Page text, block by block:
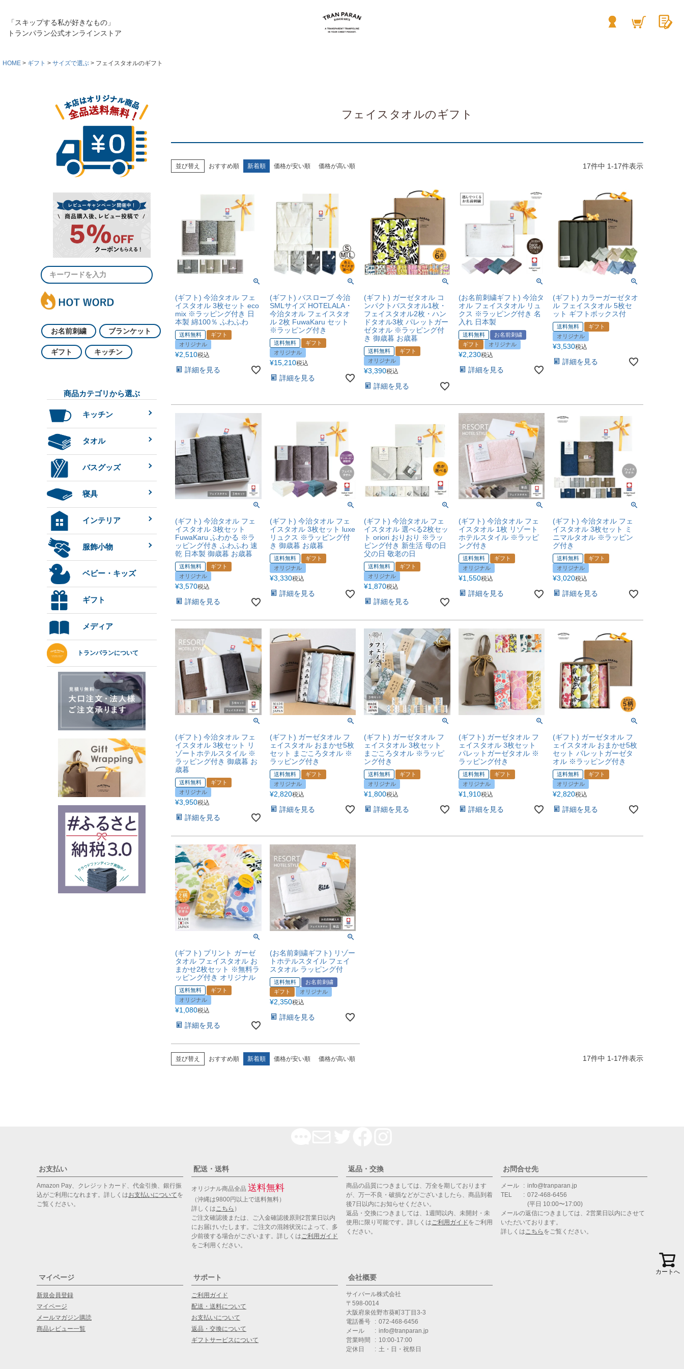
「スキップする私が好きなもの」
トランパラン公式オンラインストア
HOME ギフト サイズで選ぶ フェイスタオルのギフト
お名前刺繍 ブランケット
ギフト キッチン
商品カテゴリから選ぶ
キッチン
タオル
バスグッズ
寝具
インテリア
服飾小物
ベビー・キッズ
ギフト
メディア
トランパランについて
フェイスタオルのギフト
並び替え おすすめ順 新着順 価格が安い順 価格が高い順 17件中 1-17件表示
(ギフト) 今治タオル フェ
イスタオル 3枚セット eco
mix ※ラッピング付き 日
本製 綿100％ ふわふわ
送料無料
ギフト
オリジナル
¥2,510税込
詳細を見る
(ギフト) バスローブ 今治
SMLサイズ HOTELALA・
今治タオル フェイスタオ
ル 2枚 FuwaKaru セット
※ラッピング付き
送料無料
ギフト
オリジナル
¥15,210税込
詳細を見る
(ギフト) ガーゼタオル コ
ンパクトバスタオル1枚・
フェイスタオル2枚・ハン
ドタオル3枚 パレットガー
ゼタオル ※ラッピング付
き 御歳暮 お歳暮
送料無料
ギフト
オリジナル
¥3,390税込
詳細を見る
(お名前刺繍ギフト) 今治タ
オル フェイスタオル リュ
クス ※ラッピング付き 名
入れ 日本製
送料無料
お名前刺繍
ギフト
オリジナル
¥2,230税込
詳細を見る
(ギフト) カラーガーゼタオ
ル フェイスタオル 5枚セ
ット ギフトボックス付
送料無料
ギフト
オリジナル
¥3,530税込
詳細を見る
(ギフト) 今治タオル フェ
イスタオル 3枚セット
FuwaKaru ふわかる ※ラ
ッピング付き ふわふわ 速
乾 日本製 御歳暮 お歳暮
送料無料
ギフト
オリジナル
¥3,570税込
詳細を見る
(ギフト) 今治タオル フェ
イスタオル 3枚セット luxe
リュクス ※ラッピング付
き 御歳暮 お歳暮
送料無料
ギフト
オリジナル
¥3,330税込
詳細を見る
(ギフト) 今治タオル フェ
イスタオル 選べる2枚セッ
ト oriori おりおり ※ラッ
ピング付き 新生活 母の日
父の日 敬老の日
送料無料
ギフト
オリジナル
¥1,870税込
詳細を見る
(ギフト) 今治タオル フェ
イスタオル 1枚 リゾート
ホテルスタイル ※ラッピ
ング付き
送料無料
ギフト
オリジナル
¥1,550税込
詳細を見る
(ギフト) 今治タオル フェ
イスタオル 3枚セット ミ
ニマルタオル ※ラッピン
グ付き
送料無料
ギフト
オリジナル
¥3,020税込
詳細を見る
(ギフト) 今治タオル フェ
イスタオル 3枚セット リ
ゾートホテルスタイル ※
ラッピング付き 御歳暮 お
歳暮
送料無料
ギフト
オリジナル
¥3,950税込
詳細を見る
(ギフト) ガーゼタオル フ
ェイスタオル おまかせ5枚
セット まごころタオル ※
ラッピング付き
送料無料
ギフト
オリジナル
¥2,820税込
詳細を見る
(ギフト) ガーゼタオル フ
ェイスタオル 3枚セット
まごころタオル ※ラッピ
ング付き
送料無料
ギフト
オリジナル
¥1,800税込
詳細を見る
(ギフト) ガーゼタオル フ
ェイスタオル 3枚セット
パレットガーゼタオル ※
ラッピング付き
送料無料
ギフト
オリジナル
¥1,910税込
詳細を見る
(ギフト) ガーゼタオル フ
ェイスタオル おまかせ5枚
セット パレットガーゼタ
オル ※ラッピング付き
送料無料
ギフト
オリジナル
¥2,820税込
詳細を見る
(ギフト) プリント ガーゼ
タオル フェイスタオル お
まかせ2枚セット ※無料ラ
ッピング付き オリジナル
送料無料
ギフト
オリジナル
¥1,080税込
詳細を見る
(お名前刺繍ギフト) リゾー
トホテルスタイル フェイ
スタオル ラッピング付
送料無料
お名前刺繍
ギフト
オリジナル
¥2,350税込
詳細を見る
並び替え おすすめ順 新着順 価格が安い順 価格が高い順 17件中 1-17件表示
お支払い
Amazon Pay、クレジットカード、代金引換、銀行振
込がご利用になれます。詳しくはお支払いについてを
ご覧ください。
配送・送料
オリジナル商品全品 送料無料
（沖縄は9800円以上で送料無料）
詳しくはこちら ）
ご注文確認後または、ご入金確認後原則2営業日以内
にお届けいたします。ご注文の混雑状況によって、多
少前後する場合がございます。詳しくはご利用ガイド
をご利用ください。
返品・交換
商品の品質につきましては、万全を期しております
が、万一不良・破損などがございましたら、商品到着
後7日以内にお知らせください。
返品・交換につきましては、1週間以内、未開封・未
使用に限り可能です。詳しくはご利用ガイドをご利用
ください。
お問合せ先
メール
info@tranparan.jp
TEL
072-468-6456
(平日 10:00〜17:00)
メールの返信につきましては、2営業日以内にさせて
いただいております。
詳しくはこちら をご覧ください。
マイページ
新規会員登録
マイページ
メールマガジン購読
商品レビュー一覧
サポート
ご利用ガイド
配送・送料について
お支払いについて
返品・交換について
ギフトサービスについて
会社概要
サイバール株式会社
598-0014
大阪府泉佐野市葵町3丁目3-3
電話番号
072-468-6456
メール
info@tranparan.jp
営業時間
10:00-17:00
定休日
土・日・祝祭日
カートへ